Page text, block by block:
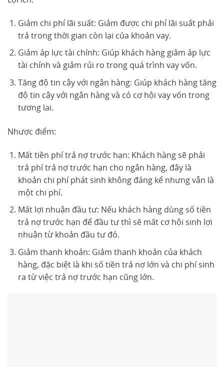
Giảm chi phí lãi suất: Giảm được chi phí lãi suất phải
trả trong thời gian còn lại của khoản vay.
Giảm áp lực tài chính: Giúp khách hàng giảm áp lực
tài chính và giảm rủi ro trong quá trình vay vốn.
Tăng độ tin cậy với ngân hàng: Giúp khách hàng tăng
độ tin cậy với ngân hàng và có cơ hội vay vốn trong
tương lai.
Nhược điểm:
Mất tiền phí trả nợ trước hạn: Khách hàng sẽ phải
trả phí trả nợ trước hạn cho ngân hàng, đây là
khoản chi phí phát sinh không đáng kể nhưng vẫn là
một chi phí.
Mất lợi nhuận đầu tư: Nếu khách hàng dùng số tiền
trả nợ trước hạn để đầu tư thì sẽ mất cơ hội sinh lợi
nhuận từ khoản đầu tư đó.
Giảm thanh khoản: Giảm thanh khoản của khách
hàng, đặc biệt là khi số tiền trả nợ lớn và chi phí sinh
ra từ việc trả nợ trước hạn cũng lớn.